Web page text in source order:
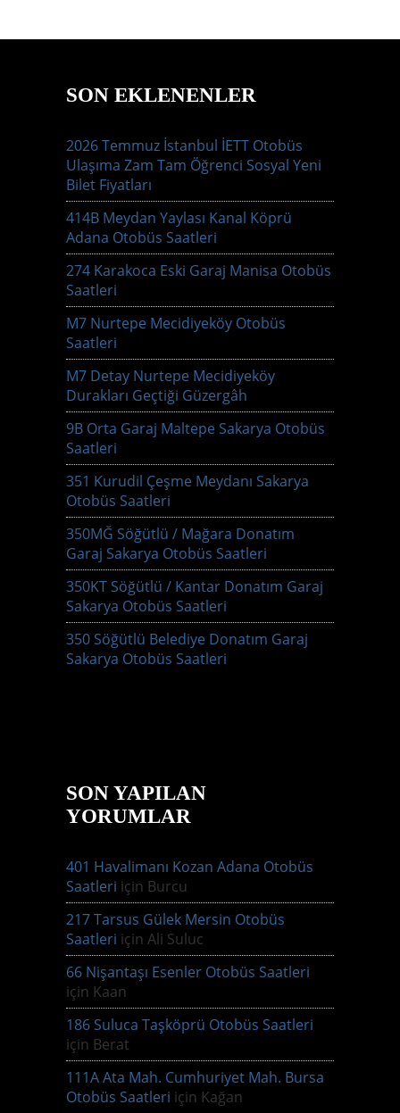
SON EKLENENLER
2026 Temmuz İstanbul İETT Otobüs
Ulaşıma Zam Tam Öğrenci Sosyal Yeni
Bilet Fiyatları
414B Meydan Yaylası Kanal Köprü
Adana Otobüs Saatleri
274 Karakoca Eski Garaj Manisa Otobüs
Saatleri
M7 Nurtepe Mecidiyeköy Otobüs
Saatleri
M7 Detay Nurtepe Mecidiyeköy
Durakları Geçtiği Güzergâh
9B Orta Garaj Maltepe Sakarya Otobüs
Saatleri
351 Kurudil Çeşme Meydanı Sakarya
Otobüs Saatleri
350MĞ Söğütlü / Mağara Donatım
Garaj Sakarya Otobüs Saatleri
350KT Söğütlü / Kantar Donatım Garaj
Sakarya Otobüs Saatleri
350 Söğütlü Belediye Donatım Garaj
Sakarya Otobüs Saatleri
SON YAPILAN
YORUMLAR
401 Havalimanı Kozan Adana Otobüs
Saatleri için Burcu
217 Tarsus Gülek Mersin Otobüs
Saatleri için Ali Suluc
66 Nişantaşı Esenler Otobüs Saatleri
için Kaan
186 Suluca Taşköprü Otobüs Saatleri
için Berat
111A Ata Mah. Cumhuriyet Mah. Bursa
Otobüs Saatleri için Kağan